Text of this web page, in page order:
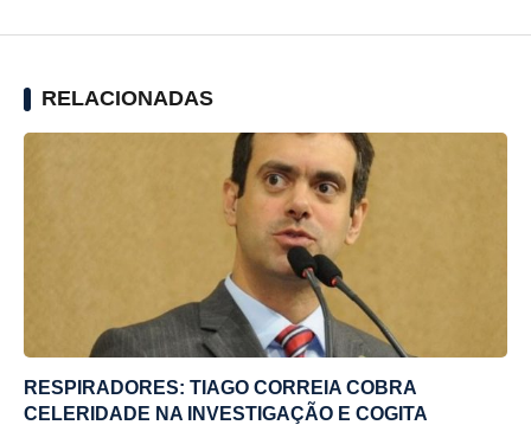
RELACIONADAS
RESPIRADORES: TIAGO CORREIA COBRA
CELERIDADE NA INVESTIGAÇÃO E COGITA